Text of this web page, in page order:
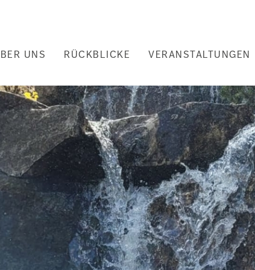
UNS RÜCKBLICKE VERANSTALTUNGEN